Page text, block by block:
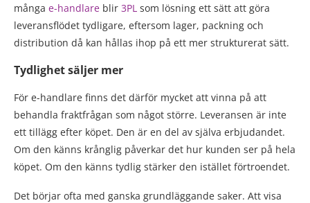
många e-handlare blir 3PL som lösning ett sätt att göra
leveransflödet tydligare, eftersom lager, packning och
distribution då kan hållas ihop på ett mer strukturerat sätt.
Tydlighet säljer mer
För e-handlare finns det därför mycket att vinna på att
behandla fraktfrågan som något större. Leveransen är inte
ett tillägg efter köpet. Den är en del av själva erbjudandet.
Om den känns krånglig påverkar det hur kunden ser på hela
köpet. Om den känns tydlig stärker den istället förtroendet.
Det börjar ofta med ganska grundläggande saker. Att visa